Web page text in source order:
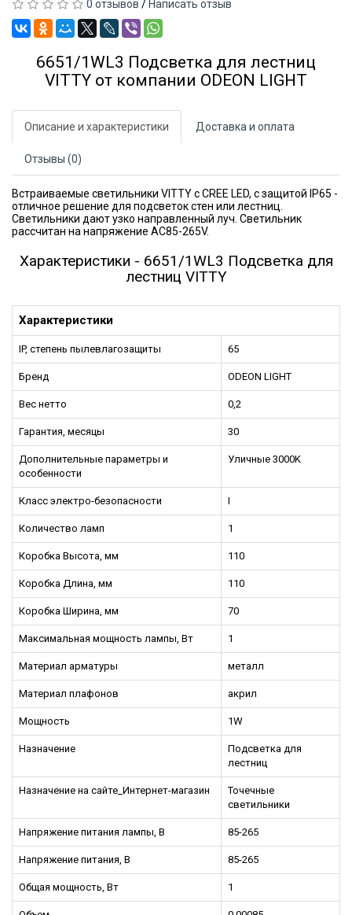
0 отзывов / Написать отзыв
6651/1WL3 Подсветка для лестниц
VITTY от компании ODEON LIGHT
Описание и характеристики Доставка и оплата
Отзывы (0)
Встраиваемые светильники VITTY с CREE LED, с защитой IP65 -
отличное решение для подсветок стен или лестниц.
Светильники дают узко направленный луч. Светильник
рассчитан на напряжение AC85-265V.
Характеристики - 6651/1WL3 Подсветка для
лестниц VITTY
Характеристики
IP, степень пылевлагозащиты 65
Бренд ODEON LIGHT
Вес нетто 0,2
Гарантия, месяцы 30
Дополнительные параметры и
особенности
Уличные 3000K
Класс электро-безопасности I
Количество ламп 1
Коробка Высота, мм 110
Коробка Длина, мм 110
Коробка Ширина, мм 70
Максимальная мощность лампы, Вт 1
Материал арматуры металл
Материал плафонов акрил
Мощность 1W
Назначение
Подсветка для
лестниц
Назначение на сайте_Интернет-магазин
Точечные
светильники
Напряжение питания лампы, В 85-265
Напряжение питания, В 85-265
Общая мощность, Вт 1